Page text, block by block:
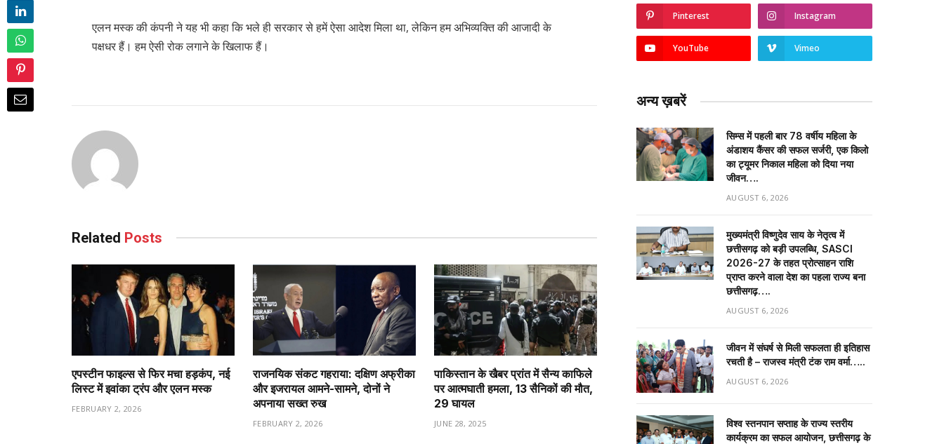
एलन मस्क की कंपनी ने यह भी कहा कि भले ही सरकार से हमें ऐसा आदेश मिला था, लेकिन हम अभिव्यक्ति की आजादी के
पक्षधर हैं। हम ऐसी रोक लगाने के खिलाफ हैं।
Related Posts
एपस्टीन फाइल्स से फिर मचा हड़कंप, नई
लिस्ट में इवांका ट्रंप और एलन मस्क
FEBRUARY 2, 2026
राजनयिक संकट गहराया: दक्षिण अफ्रीका
और इजरायल आमने-सामने, दोनों ने
अपनाया सख्त रुख
FEBRUARY 2, 2026
पाकिस्तान के खैबर प्रांत में सैन्य काफिले
पर आत्मघाती हमला, 13 सैनिकों की मौत,
29 घायल
JUNE 28, 2025
Pinterest Instagram
YouTube Vimeo
अन्य ख़बरें
सिम्स में पहली बार 78 वर्षीय महिला के
अंडाशय कैंसर की सफल सर्जरी, एक किलो
का ट्यूमर निकाल महिला को दिया नया
जीवन….
AUGUST 6, 2026
मुख्यमंत्री विष्णुदेव साय के नेतृत्व में
छत्तीसगढ़ को बड़ी उपलब्धि, SASCI
2026-27 के तहत प्रोत्साहन राशि
प्राप्त करने वाला देश का पहला राज्य बना
छत्तीसगढ़….
AUGUST 6, 2026
जीवन में संघर्ष से मिली सफलता ही इतिहास
रचती है – राजस्व मंत्री टंक राम वर्मा…..
AUGUST 6, 2026
विश्व स्तनपान सप्ताह के राज्य स्तरीय
कार्यक्रम का सफल आयोजन, छत्तीसगढ़ के